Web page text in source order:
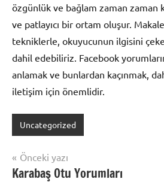
özgünlük ve bağlam zaman zaman
ve patlayıcı bir ortam oluşur.
tekniklerle, okuyucunun ilgisini
dahil edebiliriz. Facebook
anlamak ve bunlardan kaçınmak,
iletişim için önemlidir.
Uncategorized
Yazı
gezinmesi
Önceki yazı
Karabaş Otu Yorumları